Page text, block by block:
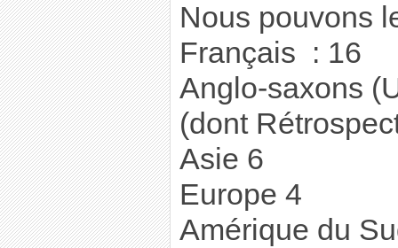
Nous pouvons
Français : 16
Anglo-saxons
(dont
Asie 6
Europe 4
Amérique du